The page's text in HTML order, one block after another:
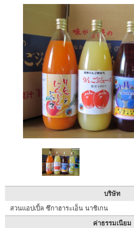
แนะนำ
เว้
บริษัท
สวนแอปเปิ้ล ซึกาฮาระเอ็น นาชิเกน
ค่าธรรมเนียม